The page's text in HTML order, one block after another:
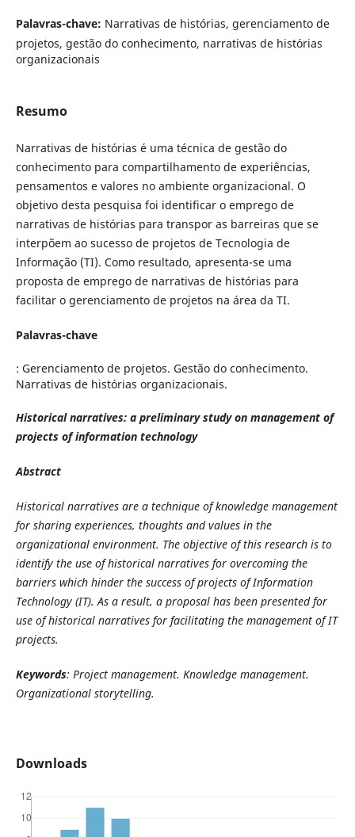
Palavras-chave: Narrativas de histórias, gerenciamento de
projetos, gestão do conhecimento, narrativas de histórias
organizacionais
Resumo
Narrativas de histórias é uma técnica de gestão do
conhecimento para compartilhamento de experiências,
pensamentos e valores no ambiente organizacional. O
objetivo desta pesquisa foi identificar o emprego de
narrativas de histórias para transpor as barreiras que se
interpõem ao sucesso de projetos de Tecnologia de
Informação (TI). Como resultado, apresenta-se uma
proposta de emprego de narrativas de histórias para
facilitar o gerenciamento de projetos na área da TI.
Palavras-chave
: Gerenciamento de projetos. Gestão do conhecimento.
Narrativas de histórias organizacionais.
Historical narratives: a preliminary study on management of
projects of information technology
Abstract
Historical narratives are a technique of knowledge management
for sharing experiences, thoughts and values in the
organizational environment. The objective of this research is to
identify the use of historical narratives for overcoming the
barriers which hinder the success of projects of Information
Technology (IT). As a result, a proposal has been presented for
use of historical narratives for facilitating the management of IT
projects.
Keywords: Project management. Knowledge management.
Organizational storytelling.
Downloads